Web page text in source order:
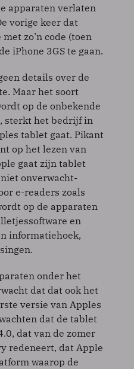
apparaten verlaten
vorige keer dat
zo’n code (toen
iPhone 3GS te gaan.
details over de
Maar het soort
op de onbekende
sterkt het bedrijf in
tablet gaat. Pikant
op het lezen van
gaat zijn tablet
onverwacht-
e-readers zoals
op de apparaten
en
informatiehoek,
onder het
dat dat ook het
versie van Apples
dat de tablet
dat van de zomer
redeneert, dat Apple
waarop de